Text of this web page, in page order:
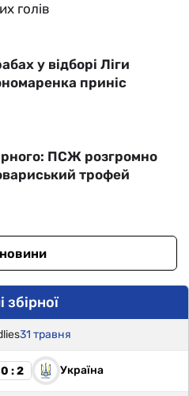
голів
у відборі Ліги
приніс
ПСЖ розгромно
трофей
новини
збірної
31 травня
0 : 2 Україна